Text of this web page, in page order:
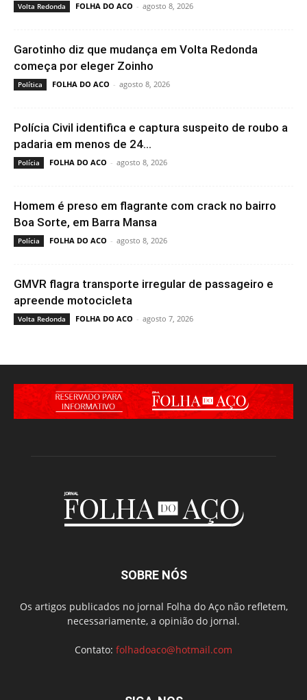
Volta Redonda FOLHA DO ACO - agosto 8, 2026
Garotinho diz que mudança em Volta Redonda
começa por eleger Zoinho
Política FOLHA DO ACO - agosto 8, 2026
Polícia Civil identifica e captura suspeito de roubo a
padaria em menos de 24...
Polícia FOLHA DO ACO - agosto 8, 2026
Homem é preso em flagrante com crack no bairro
Boa Sorte, em Barra Mansa
Polícia FOLHA DO ACO - agosto 8, 2026
GMVR flagra transporte irregular de passageiro e
apreende motocicleta
Volta Redonda FOLHA DO ACO - agosto 7, 2026
SOBRE NÓS
Os artigos publicados no jornal Folha do Aço não refletem,
necessariamente, a opinião do jornal.
Contato: folhadoaco@hotmail.com